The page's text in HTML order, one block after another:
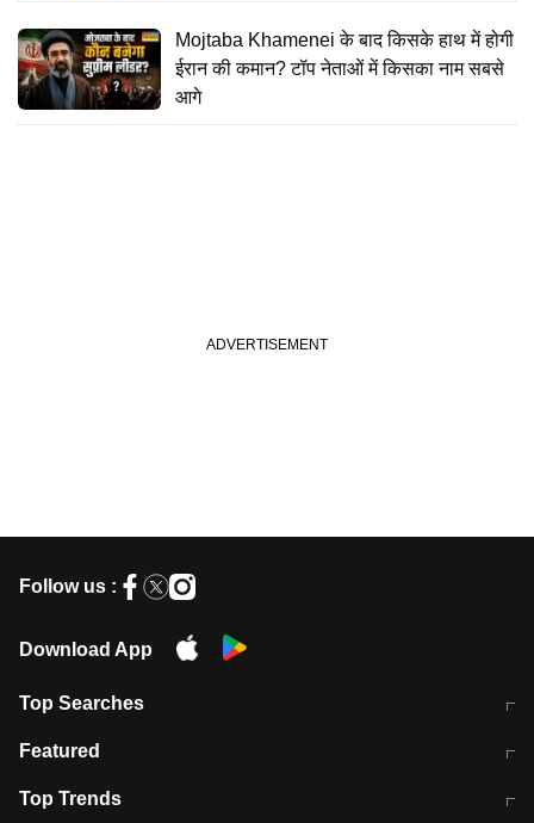
Mojtaba Khamenei के बाद किसके हाथ में होगी
ईरान की कमान? टॉप नेताओं में किसका नाम सबसे
आगे
Follow us :
Download App
Top Searches
मुंबई में लगे 'जेन जी' के पोस्टर, लिखा- 'मैं
Featured
10 अगस्त को विधानसभा का घेराव करेंगे
Top Trends